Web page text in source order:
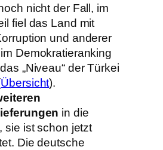
nicht der Fall, im
fiel das Land mit
und anderer
Demokratieranking
„Niveau“ der Türkei
Übersicht).
in die
sie ist schon jetzt
Die deutsche